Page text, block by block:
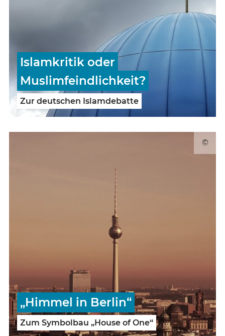
Islamkritik oder
Muslimfeindlichkeit?
Zur deutschen Islamdebatte
„Himmel in Berlin“
Zum Symbolbau „House of One“
©